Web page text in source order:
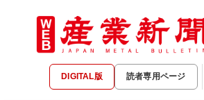
DIGITAL版 読者専用ページ